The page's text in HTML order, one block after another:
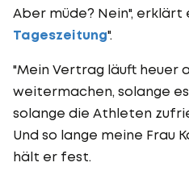
Aber müde? Nein", erklärt
Tageszeitung".
"Mein Vertrag läuft heuer
weitermachen, solange
solange die Athleten
Und so lange meine Frau
hält er fest.